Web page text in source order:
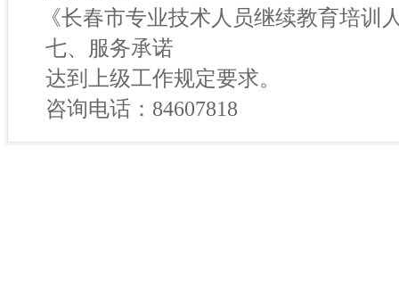
《长春市专业技术人员继续教育培训
七、服务承诺
达到上级工作规定要求。
咨询电话：84607818